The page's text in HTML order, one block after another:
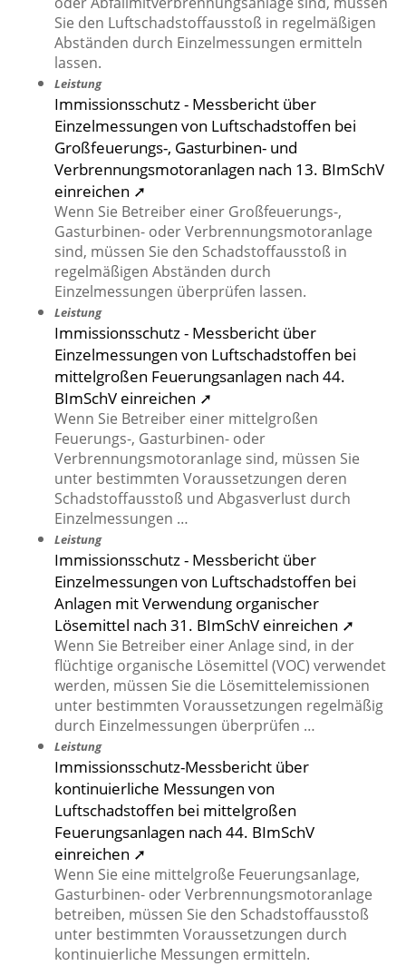
Sie den Luftschadstoffausstoß in regelmäßigen
Abständen durch Einzelmessungen ermitteln
lassen.
Leistung
Immissionsschutz - Messbericht über
Einzelmessungen von Luftschadstoffen bei
Großfeuerungs-, Gasturbinen- und
Verbrennungsmotoranlagen nach 13. BImSchV
einreichen ➚
Wenn Sie Betreiber einer Großfeuerungs-,
Gasturbinen- oder Verbrennungsmotoranlage
sind, müssen Sie den Schadstoffausstoß in
regelmäßigen Abständen durch
Einzelmessungen überprüfen lassen.
Leistung
Immissionsschutz - Messbericht über
Einzelmessungen von Luftschadstoffen bei
mittelgroßen Feuerungsanlagen nach 44.
BImSchV einreichen ➚
Wenn Sie Betreiber einer mittelgroßen
Feuerungs-, Gasturbinen- oder
Verbrennungsmotoranlage sind, müssen Sie
unter bestimmten Voraussetzungen deren
Schadstoffausstoß und Abgasverlust durch
Einzelmessungen …
Leistung
Immissionsschutz - Messbericht über
Einzelmessungen von Luftschadstoffen bei
Anlagen mit Verwendung organischer
Lösemittel nach 31. BImSchV einreichen ➚
Wenn Sie Betreiber einer Anlage sind, in der
flüchtige organische Lösemittel (VOC) verwendet
werden, müssen Sie die Lösemittelemissionen
unter bestimmten Voraussetzungen regelmäßig
durch Einzelmessungen überprüfen …
Leistung
Immissionsschutz-Messbericht über
kontinuierliche Messungen von
Luftschadstoffen bei mittelgroßen
Feuerungsanlagen nach 44. BImSchV
einreichen ➚
Wenn Sie eine mittelgroße Feuerungsanlage,
Gasturbinen- oder Verbrennungsmotoranlage
betreiben, müssen Sie den Schadstoffausstoß
unter bestimmten Voraussetzungen durch
kontinuierliche Messungen ermitteln.